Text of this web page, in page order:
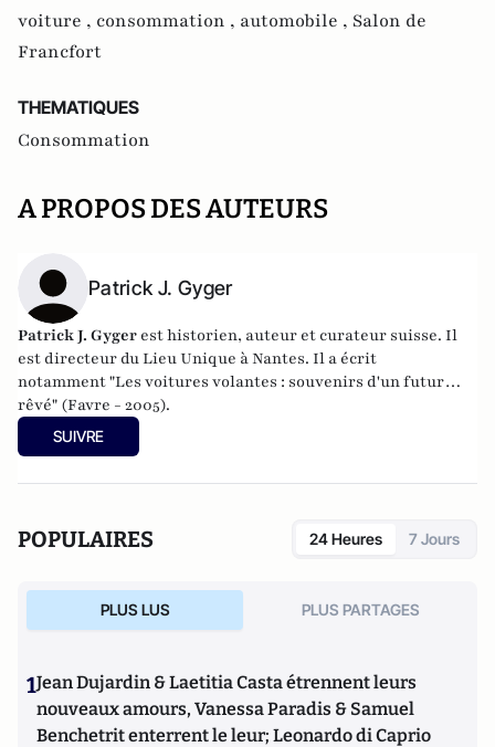
voiture , consommation , automobile , Salon de
Francfort
THEMATIQUES
Consommation
A PROPOS DES AUTEURS
Patrick J. Gyger
Patrick J. Gyger est historien, auteur et curateur suisse. Il
est directeur duLieu Unique àNantes. Il a écrit
notamment"Les voitures volantes : souvenirs d'un futur
rêvé" (Favre - 2005).
SUIVRE
POPULAIRES 24 Heures 7 Jours
PLUS LUS PLUS PARTAGES
1Jean Dujardin & Laetitia Casta étrennent leurs
nouveaux amours, Vanessa Paradis & Samuel
Benchetrit enterrent le leur; Leonardo di Caprio